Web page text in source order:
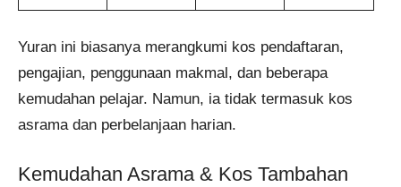
Yuran ini biasanya merangkumi kos pendaftaran,
pengajian, penggunaan makmal, dan beberapa
kemudahan pelajar. Namun, ia tidak termasuk kos
asrama dan perbelanjaan harian.
Kemudahan Asrama & Kos Tambahan